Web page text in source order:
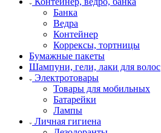
Банка
Ведра
Контейнер
Коррексы, тортницы
Бумажные пакеты
Шампуни, гели, лаки для волос
Электротовары
Товары для мобильных
Батарейки
Лампы
Личная гигиена